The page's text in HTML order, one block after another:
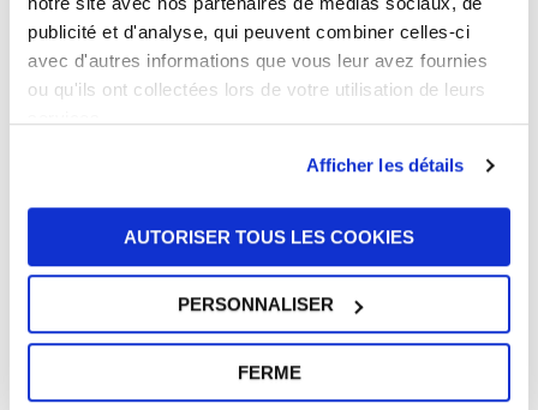
publicité et d'analyse, qui peuvent combiner celles-ci
avec d'autres informations que vous leur avez fournies
ou qu'ils ont collectées lors de votre utilisation de leurs
Afficher les détails
AUTORISER TOUS LES COOKIES
PERSONNALISER
FERME
UFI Group rejoint le réseau GROUPAUTO
International (GAI)
UFI renouvelle son partenariat avec John
Newell pour le Goodyear FIA European
Truck Racing Championship 2026